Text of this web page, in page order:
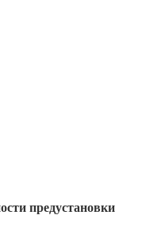
предустановки